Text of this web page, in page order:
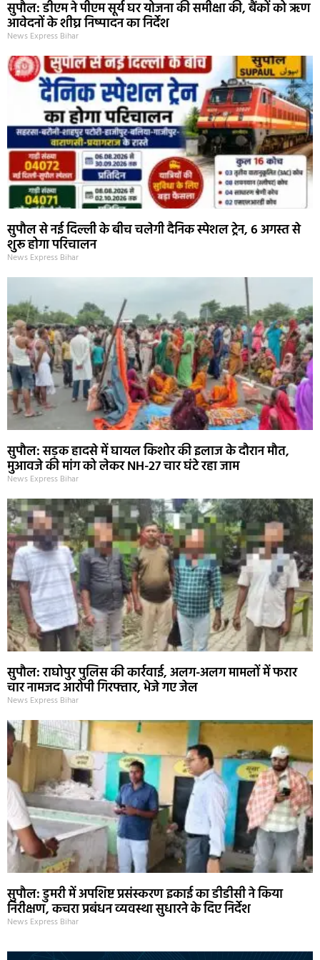
सुपौल: डीएम ने पीएम सूर्य घर योजना की समीक्षा की, बैंकों को ऋण
आवेदनों के शीघ्र निष्पादन का निर्देश
News Express Bihar
सुपौल से नई दिल्ली के बीच चलेगी दैनिक स्पेशल ट्रेन, 6 अगस्त से
शुरू होगा परिचालन
News Express Bihar
सुपौल: सड़क हादसे में घायल किशोर की इलाज के दौरान मौत,
मुआवजे की मांग को लेकर NH-27 चार घंटे रहा जाम
News Express Bihar
सुपौल: राघोपुर पुलिस की कार्रवाई, अलग-अलग मामलों में फरार
चार नामजद आरोपी गिरफ्तार, भेजे गए जेल
News Express Bihar
सुपौल: डुमरी में अपशिष्ट प्रसंस्करण इकाई का डीडीसी ने किया
निरीक्षण, कचरा प्रबंधन व्यवस्था सुधारने के दिए निर्देश
News Express Bihar